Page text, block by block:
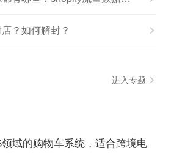
？如何解封？
进入专题
域的购物车系统，适合跨境电